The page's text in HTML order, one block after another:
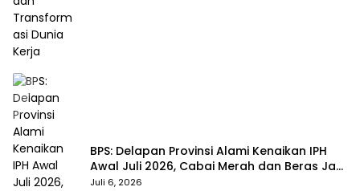
BPS: Delapan Provinsi Alami Kenaikan IPH
Awal Juli 2026, Cabai Merah dan Beras Jadi
Pemicu
Juli 6, 2026